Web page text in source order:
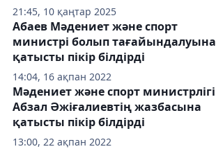
21:45, 10 қаңтар 2025
14:04, 16 ақпан 2022
Абаев Мәдениет және спорт
министрі болып тағайындалуына
қатысты пікір білдірді
13:00, 22 ақпан 2022
Мәдениет және спорт министрлігі
Абзал Әжіғалиевтің жазбасына
қатысты пікір білдірді